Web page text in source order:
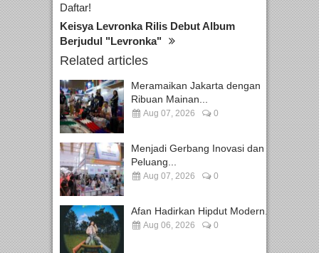
Daftar!
Keisya Levronka Rilis Debut Album
Berjudul "Levronka"
Related articles
Meramaikan Jakarta dengan
Ribuan Mainan...
Aug 07, 2026 0
Menjadi Gerbang Inovasi dan
Peluang...
Aug 07, 2026 0
Afan Hadirkan Hipdut Modern...
Aug 06, 2026 0